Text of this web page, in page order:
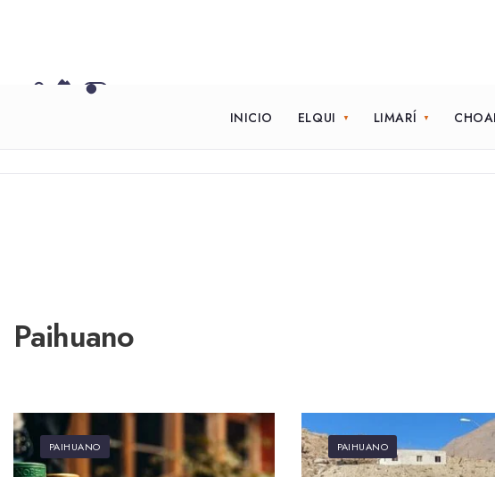
INICIO ELQUI LIMARÍ
Paihuano
PAIHUANO PAIHUANO